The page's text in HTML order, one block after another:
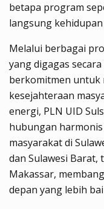
betapa program
langsung
Melalui berbagai
yang digagas
berkomitmen untuk
kesejahteraan
energi, PLN UID
hubungan
masyarakat di
dan Sulawesi
Makassar,
depan yang lebih